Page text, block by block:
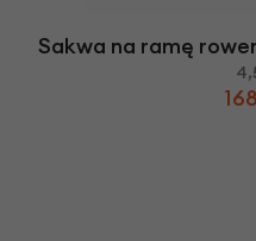
Sakwa na ramę